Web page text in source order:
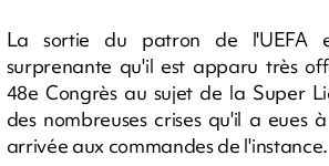
La sortie du patron de l'UEFA
surprenante qu'il est apparu très
48e Congrès au sujet de la Super
des nombreuses crises qu'il a eues
arrivée aux commandes de l'instance.